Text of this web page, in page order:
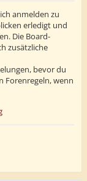
anmelden zu
erledigt und
Die Board-
zusätzliche
bevor du
Forenregeln, wenn